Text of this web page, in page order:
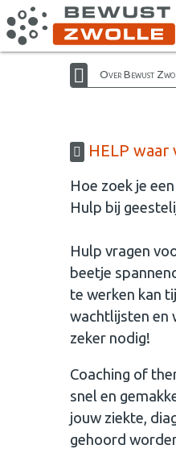
Over Bewust
HELP
Hoe zoek je
Hulp bij
Hulp vragen
beetje
te werken kan
wachtlijsten en
zeker nodig!
Coaching of
snel en
jouw ziekte,
gehoord